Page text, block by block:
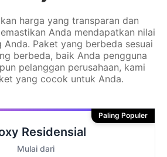
harga yang transparan dan
Anda mendapatkan nilai
Paket yang berbeda sesuai
berbeda, baik Anda pengguna
pelanggan perusahaan, kami
yang cocok untuk Anda.
Residensial
Mulai dari
Paling Populer